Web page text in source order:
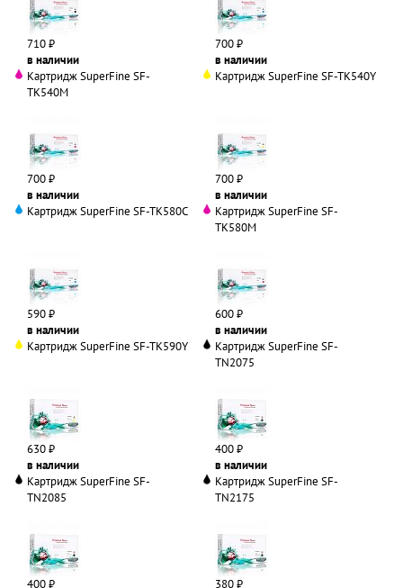
710 ₽
в наличии
700 ₽
в наличии
Картридж SuperFine SF-
TK540M
700 ₽
в наличии
Картридж SuperFine SF-TK540Y
700 ₽
в наличии
Картридж SuperFine SF-TK580C
590 ₽
в наличии
Картридж SuperFine SF-
TK580M
600 ₽
в наличии
Картридж SuperFine SF-TK590Y
630 ₽
в наличии
Картридж SuperFine SF-
TN2075
400 ₽
в наличии
Картридж SuperFine SF-
TN2085
400 ₽
Картридж SuperFine SF-
TN2175
380 ₽